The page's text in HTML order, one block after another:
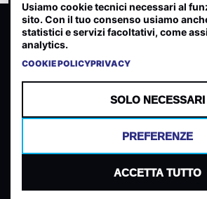
CLASSIFICA INDIE
Classifica per indice di gradimento
TERMINI E CONDIZIONI
COOKIES
Usiamo cookie tecnici necessari al
sito. Con il tuo consenso usiamo
statistici e servizi facoltativi, come
analytics.
COOKIE POLICYPRIVACY
SOLO NECESSARI
PREFERENZE
ACCETTA TUTTO